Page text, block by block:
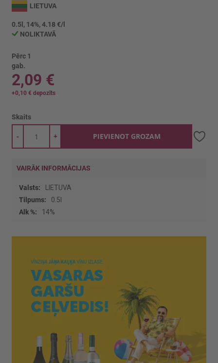
uz
galerijas
sākumu
LIETUVA
0.5l, 14%, 4.18 €/l
NOLIKTAVĀ
Pērc 1
gab.
2,09 €
+0,10 € depozīts
Skaits
+
- PIEVIENOT GROZAM
VAIRĀK INFORMĀCIJAS
Vairāk
informācijas
LIETUVA
0.5l
14%